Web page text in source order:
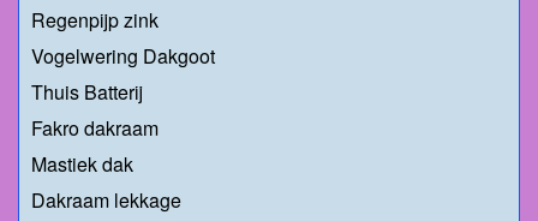
Regenpijp zink
Vogelwering Dakgoot
Thuis Batterij
Fakro dakraam
Mastiek dak
Dakraam lekkage